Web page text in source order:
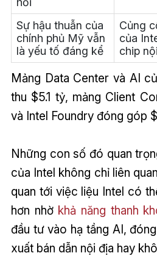
Sự hậu thuẫn của
chính phủ Mỹ vẫn
là yếu tố đáng kể
Củng
của
chip
Mảng Data Center và AI
thu $5.1 tỷ, mảng Client
và Intel Foundry đóng góp
Những con số đó quan
của Intel không chỉ liên
quan tới việc liệu Intel có
hơn nhờ khả năng thanh
đầu tư vào hạ tầng AI,
xuất bán dẫn nội địa hay